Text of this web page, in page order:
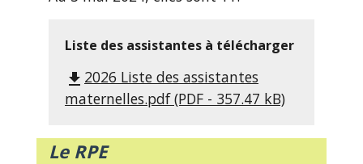
Liste des assistantes à télécharger
file_download 2026 Liste des assistantes
maternelles.pdf (PDF - 357.47 kB)
Le RPE